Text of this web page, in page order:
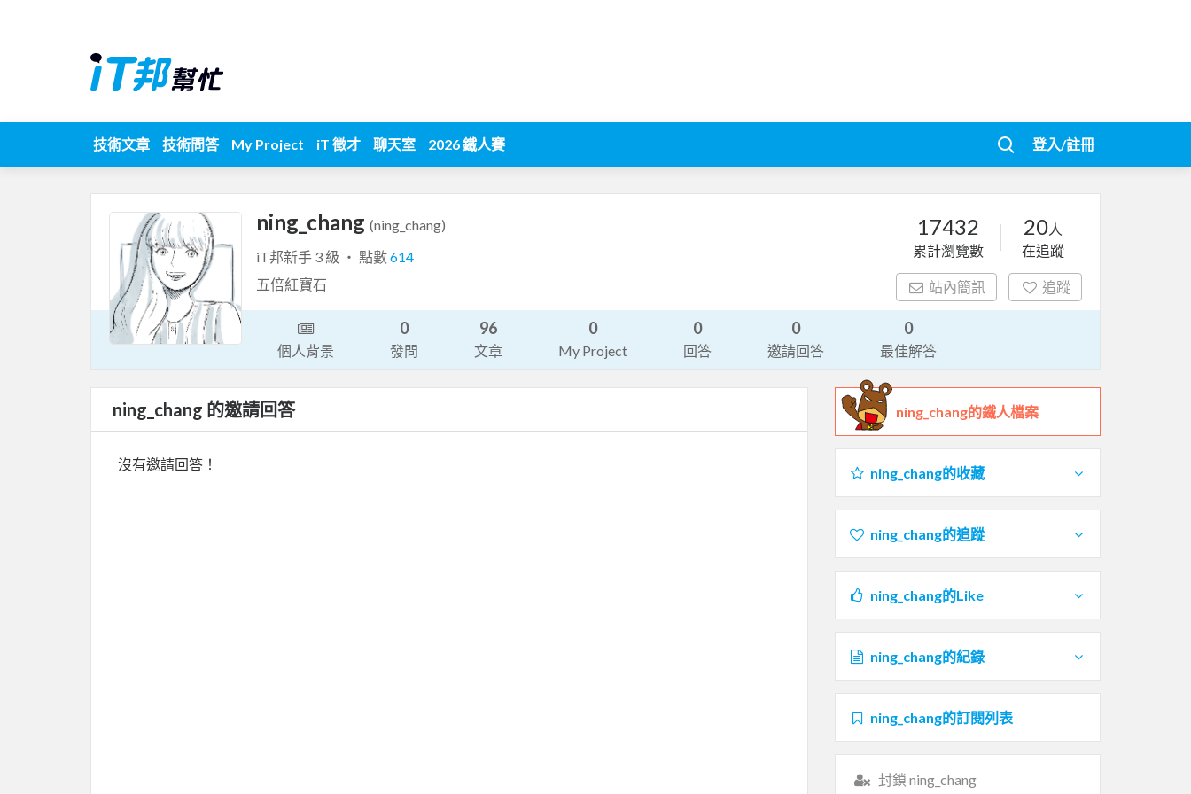
技術文章 技術問答 My Project iT 徵才 聊天室 2026 鐵人賽 登入/註冊
ning_chang (ning_chang)
iT邦新手 3 級 ‧ 點數614
五倍紅寶石
17432
累計瀏覽數
20人
在追蹤
站內簡訊 追蹤
個人背景
0
發問
96
文章
0
My Project
0
回答
0
邀請回答
0
最佳解答
ning_chang 的邀請回答
沒有邀請回答！
ning_chang的鐵人檔案
ning_chang的收藏
ning_chang的追蹤
ning_chang的Like
ning_chang的紀錄
ning_chang的訂閱列表
封鎖 ning_chang